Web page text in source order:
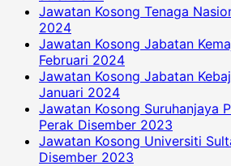
Jawatan Kosong Tenaga
2024
Jawatan Kosong Jabatan
Februari 2024
Jawatan Kosong Jabatan
Januari 2024
Jawatan Kosong Suruhanjaya
Perak Disember 2023
Jawatan Kosong Universiti
Disember 2023